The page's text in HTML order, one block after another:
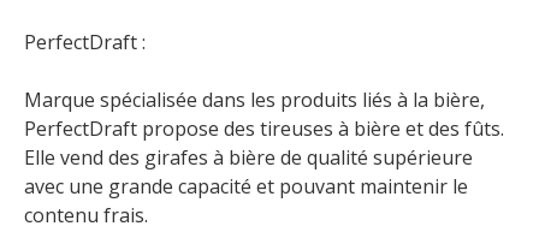
PerfectDraft :
Marque spécialisée dans les produits liés à la bière,
PerfectDraft propose des tireuses à bière et des fûts.
Elle vend des girafes à bière de qualité supérieure
avec une grande capacité et pouvant maintenir le
contenu frais.